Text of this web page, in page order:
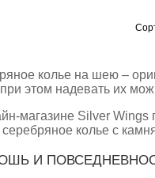
колье на шею –
этом надевать их
магазине Silver
серебряное колье с
И